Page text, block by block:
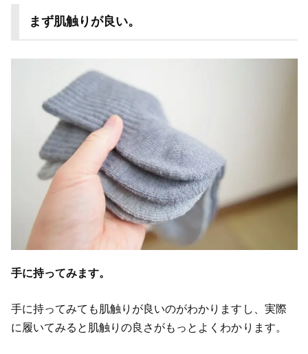
まず肌触りが良い。
手に持ってみます。
手に持ってみても肌触りが良いのがわかりますし、実際
に履いてみると肌触りの良さがもっとよくわかります。